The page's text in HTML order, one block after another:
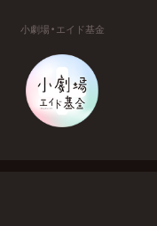
小劇場・エイド基金